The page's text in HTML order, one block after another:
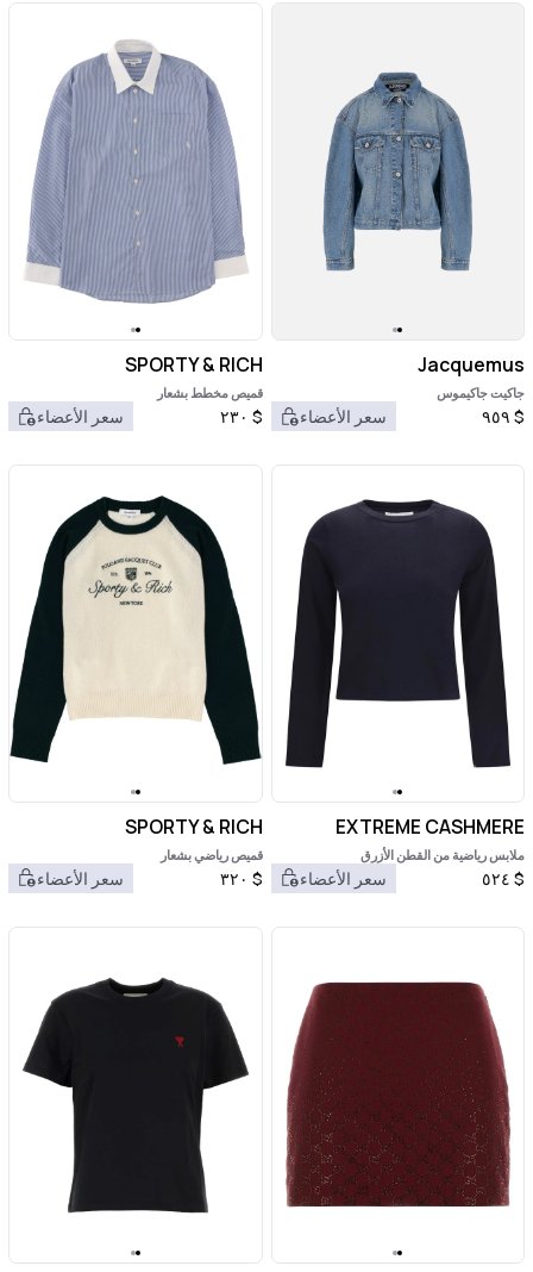
Jacquemus
جاكيت جاكيموس
$ ٩٥٩ سعر الأعضاء
SPORTY & RICH
قميص مخطط بشعار
$ ٢٣٠ سعر الأعضاء
EXTREME CASHMERE
ملابس رياضية من القطن الأزرق
$ ٥٢٤ سعر الأعضاء
SPORTY & RICH
قميص رياضي بشعار
$ ٣٢٠ سعر الأعضاء